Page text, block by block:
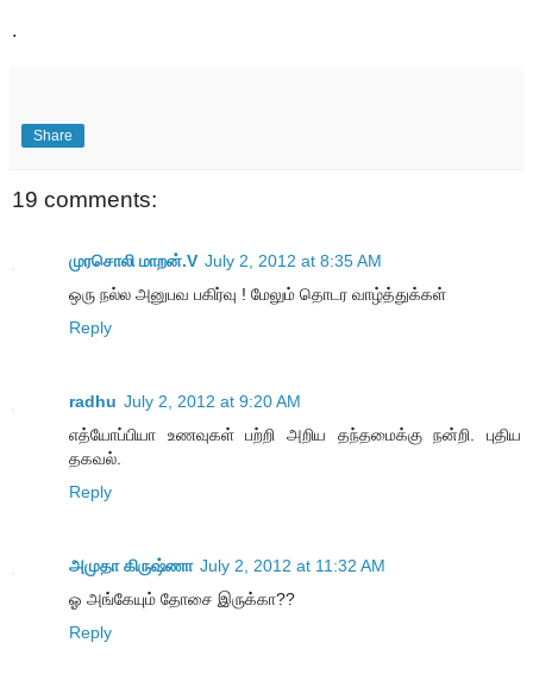
.
Share
19 comments:
முரசொலி மாறன்.V July 2, 2012 at 8:35 AM
ஒரு நல்ல அனுபவ பகிர்வு ! மேலும் தொடர வாழ்த்துக்கள்
Reply
radhu July 2, 2012 at 9:20 AM
எத்யோப்பியா உணவுகள் பற்றி அறிய தந்தமைக்கு நன்றி. புதிய
தகவல்.
Reply
அமுதா கிருஷ்ணா July 2, 2012 at 11:32 AM
ஓ அங்கேயும் தோசை இருக்கா??
Reply